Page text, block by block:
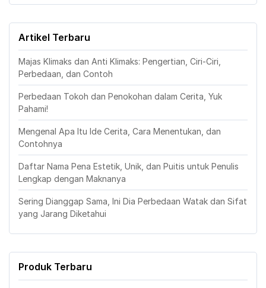
Artikel Terbaru
Majas Klimaks dan Anti Klimaks: Pengertian, Ciri-Ciri,
Perbedaan, dan Contoh
Perbedaan Tokoh dan Penokohan dalam Cerita, Yuk
Pahami!
Mengenal Apa Itu Ide Cerita, Cara Menentukan, dan
Contohnya
Daftar Nama Pena Estetik, Unik, dan Puitis untuk Penulis
Lengkap dengan Maknanya
Sering Dianggap Sama, Ini Dia Perbedaan Watak dan Sifat
yang Jarang Diketahui
Produk Terbaru